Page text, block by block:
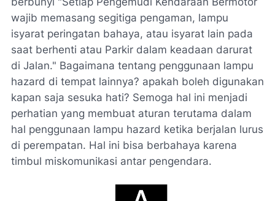
wajib memasang segitiga pengaman, lampu
isyarat peringatan bahaya, atau isyarat lain pada
saat berhenti atau Parkir dalam keadaan darurat
di Jalan." Bagaimana tentang penggunaan lampu
hazard di tempat lainnya? apakah boleh digunakan
kapan saja sesuka hati? Semoga hal ini menjadi
perhatian yang membuat aturan terutama dalam
hal penggunaan lampu hazard ketika berjalan lurus
di perempatan. Hal ini bisa berbahaya karena
timbul miskomunikasi antar pengendara.